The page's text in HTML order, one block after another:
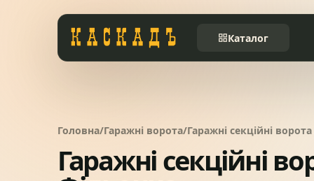
Каталог
Фасади та тераси
Головна/Гаражні ворота/Гаражні секційні
Гаражні секційні